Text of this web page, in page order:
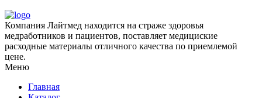
Компания Лайтмед находится на страже здоровья
медработников и пациентов, поставляет медициские
расходные материалы отличного качества по приемлемой
цене.
Меню
Главная